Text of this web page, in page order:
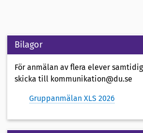
Bilagor
För anmälan av flera elever
skicka till kommunikation@du.se
Gruppanmälan XLS 2026